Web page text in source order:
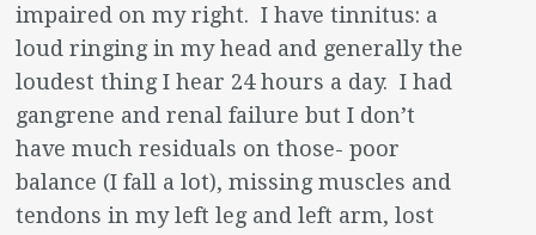
impaired on my right. I have tinnitus: a
loud ringing in my head and generally the
loudest thing I hear 24 hours a day. I had
gangrene and renal failure but I don’t
have much residuals on those- poor
balance (I fall a lot), missing muscles and
tendons in my left leg and left arm, lost